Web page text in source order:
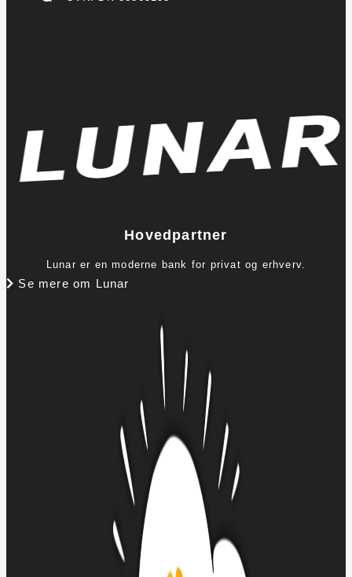
Hovedpartner
Lunar er en moderne bank for privat og erhverv.
Se mere om Lunar